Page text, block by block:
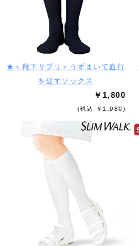
★＜靴下サプリ＞うずまいて血行
を促すソックス
￥1,800
(税込 ￥1,980)